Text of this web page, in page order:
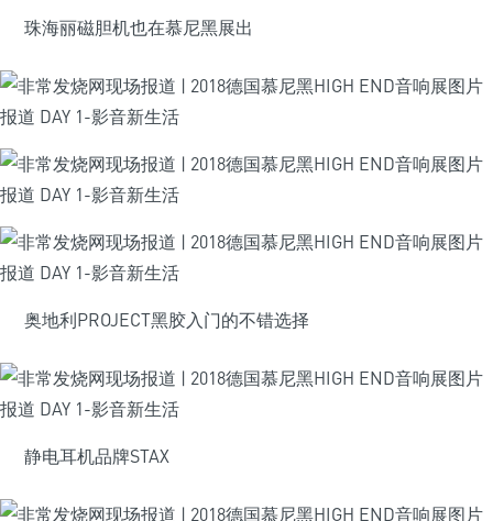
珠海丽磁胆机也在慕尼黑展出
奥地利PROJECT黑胶入门的不错选择
静电耳机品牌STAX